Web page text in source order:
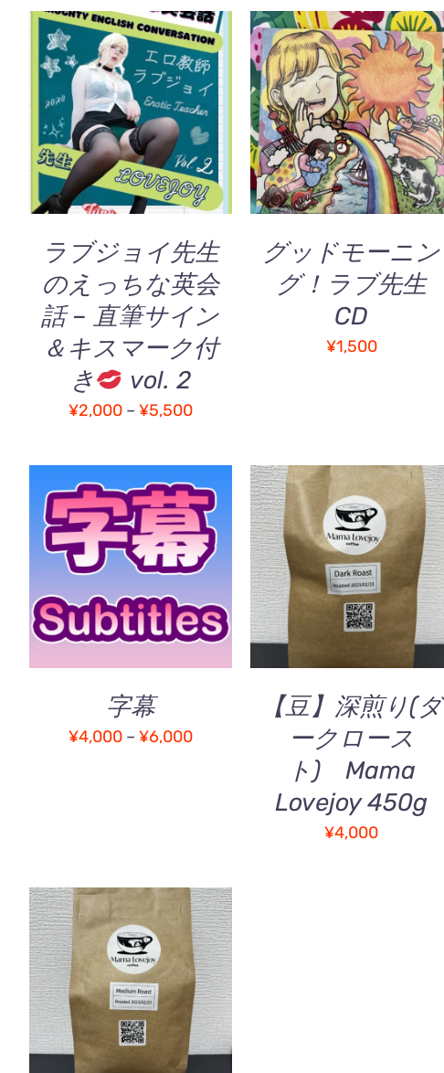
オプションを選択こ
の
商
品
に
は
複
数
の
バ
リ
エ
ー
シ
ョ
あ
り
ま
す。
オ
シ
ョ
は
ペ
で
き
ま
す
/
QUICK VIEW
ラブジョイ先生
のえっちな英会
話 – 直筆サイン
＆キスマーク付
き
vol. 2
¥2,000 – ¥5,500価
帯:
¥2,000
–
¥5,500
お買い物カゴに追加
/
QUICK VIEW
グッドモーニン
グ！ラブ先生
CD
¥1,500
オプションを選択
こ
の
商
品
に
は
の
ン
が
あ
り
ま
す。
オ
プ
シ
QUICK VIEW
字幕
¥4,000 – ¥6,000価
お買い物カゴに追加
/
QUICK VIEW
【豆】深煎り(ダ
ークロース
ト) Mama
Lovejoy 450g
¥4,000
お買い物カゴに追加
/
QUICK VIEW